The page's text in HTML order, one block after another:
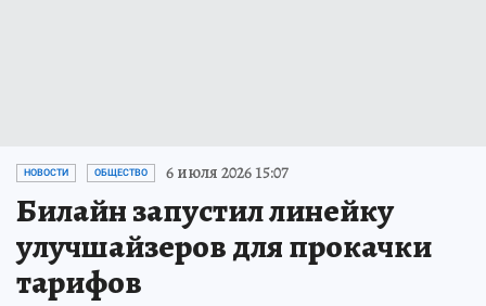
НОВОСТИ ОБЩЕСТВО 6 июля 2026 15:07
Билайн запустил линейку
улучшайзеров для прокачки
тарифов